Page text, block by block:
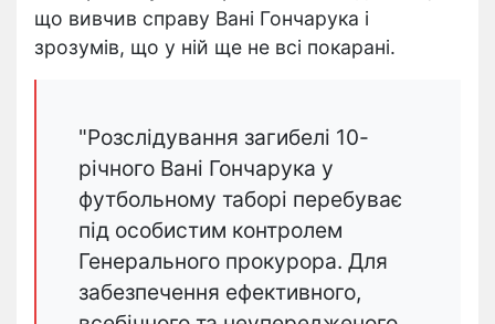
що вивчив справу Вані Гончарука і
зрозумів, що у ній ще не всі покарані.
"Розслідування загибелі 10-
річного Вані Гончарука у
футбольному таборі перебуває
під особистим контролем
Генерального прокурора. Для
забезпечення ефективного,